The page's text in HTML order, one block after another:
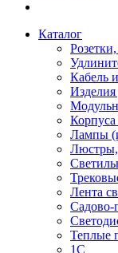
Каталог
Кабель
Изделия
Лампы
Лента
Садово-
Теплые
1С